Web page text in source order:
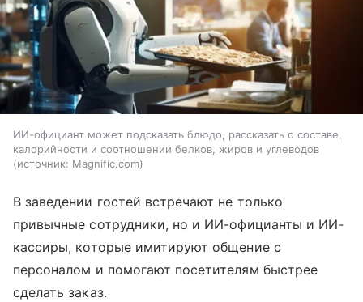
ИИ-официант может подсказать блюдо, рассказать о составе,
калорийности и соотношении белков, жиров и углеводов
источник: Magnific.com
В заведении гостей встречают не только
привычные сотрудники, но и ИИ-официанты и ИИ-
кассиры, которые имитируют общение с
персоналом и помогают посетителям быстрее
сделать заказ.